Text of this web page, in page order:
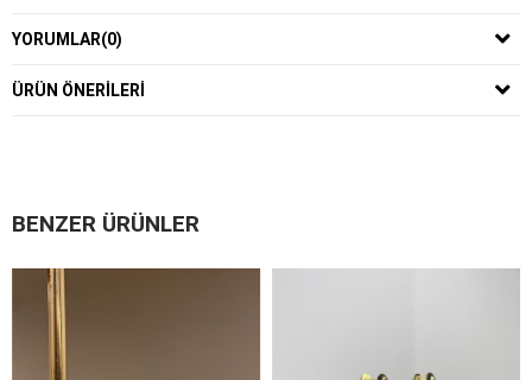
YORUMLAR(0)
ÜRÜN ÖNERILERI
BENZER ÜRÜNLER